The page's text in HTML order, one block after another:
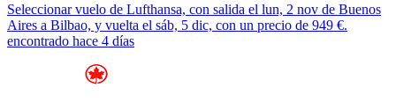
Seleccionar vuelo de Lufthansa, con salida el lun, 2 nov de Buenos
Aires a Bilbao, y vuelta el sáb, 5 dic, con un precio de 949 €.
encontrado hace 4 días